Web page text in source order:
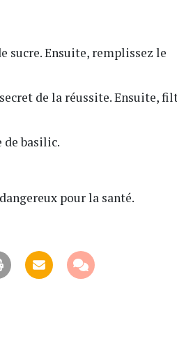
Ensuite, remplissez le
de la réussite. Ensuite,
basilic.
pour la santé.